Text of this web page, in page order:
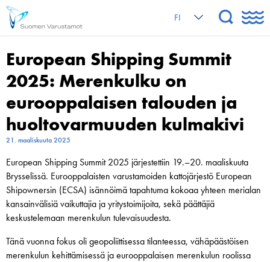
FI
European Shipping Summit
2025: Merenkulku on
eurooppalaisen talouden ja
huoltovarmuuden kulmakivi
21. maaliskuuta 2025
European Shipping Summit 2025 järjestettiin 19.–20. maaliskuuta
Brysselissä. Eurooppalaisten varustamoiden kattojärjestö European
Shipownersin (ECSA) isännöimä tapahtuma kokoaa yhteen merialan
kansainvälisiä vaikuttajia ja yritystoimijoita, sekä päättäjiä
keskustelemaan merenkulun tulevaisuudesta.
Tänä vuonna fokus oli geopoliittisessa tilanteessa, vähäpäästöisen
merenkulun kehittämisessä ja eurooppalaisen merenkulun roolissa